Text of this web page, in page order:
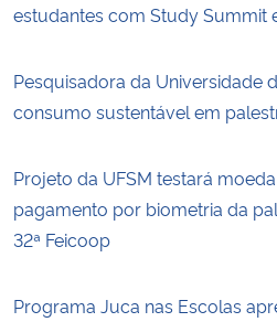
estudantes com Study Summit
Pesquisadora da Universidade
consumo sustentável em
Projeto da UFSM testará
pagamento por biometria da
32ª Feicoop
Programa Juca nas Escolas